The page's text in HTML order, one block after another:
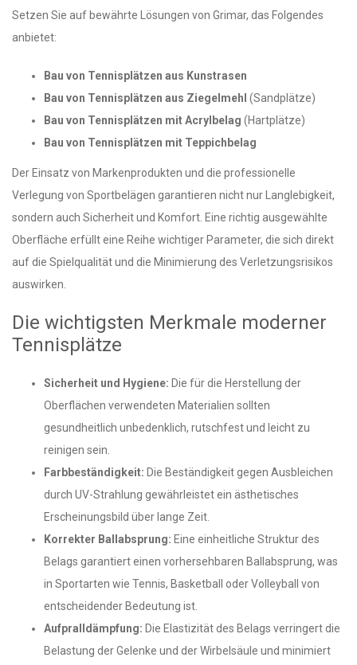
Setzen Sie auf bewährte Lösungen von Grimar, das Folgendes
anbietet:
Bau von Tennisplätzen aus Kunstrasen
Bau von Tennisplätzen aus Ziegelmehl (Sandplätze)
Bau von Tennisplätzen mit Acrylbelag (Hartplätze)
Bau von Tennisplätzen mit Teppichbelag
Der Einsatz von Markenprodukten und die professionelle
Verlegung von Sportbelägen garantieren nicht nur Langlebigkeit,
sondern auch Sicherheit und Komfort. Eine richtig ausgewählte
Oberfläche erfüllt eine Reihe wichtiger Parameter, die sich direkt
auf die Spielqualität und die Minimierung des Verletzungsrisikos
auswirken.
Die wichtigsten Merkmale moderner
Tennisplätze
Sicherheit und Hygiene: Die für die Herstellung der
Oberflächen verwendeten Materialien sollten
gesundheitlich unbedenklich, rutschfest und leicht zu
reinigen sein.
Farbbeständigkeit: Die Beständigkeit gegen Ausbleichen
durch UV-Strahlung gewährleistet ein ästhetisches
Erscheinungsbild über lange Zeit.
Korrekter Ballabsprung: Eine einheitliche Struktur des
Belags garantiert einen vorhersehbaren Ballabsprung, was
in Sportarten wie Tennis, Basketball oder Volleyball von
entscheidender Bedeutung ist.
Aufpralldämpfung: Die Elastizität des Belags verringert die
Belastung der Gelenke und der Wirbelsäule und minimiert